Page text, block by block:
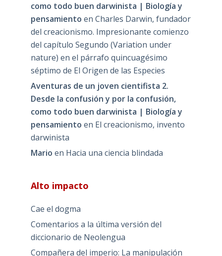
como todo buen darwinista | Biología y
pensamiento en Charles Darwin, fundador
del creacionismo. Impresionante comienzo
del capítulo Segundo (Variation under
nature) en el párrafo quincuagésimo
séptimo de El Origen de las Especies
Aventuras de un joven cientifista 2.
Desde la confusión y por la confusión,
como todo buen darwinista | Biología y
pensamiento en El creacionismo, invento
darwinista
Mario en Hacia una ciencia blindada
Alto impacto
Cae el dogma
Comentarios a la última versión del
diccionario de Neolengua
Compañera del imperio: La manipulación